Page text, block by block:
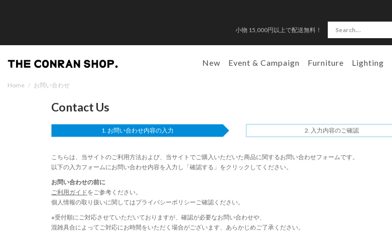
小物 15,000円以上で配送無料！
New Event & Campaign Furniture Lighting
Home / お問い合わせ
Contact Us
お問い合わせ内容の入力 入力内容のご確認
こちらは、当サイトのご利用方法および、当サイトでご購入いただいた商品に関するお問い合わせフォームです。
以下の入力フォームにお問い合わせ内容を入力し「確認する」をクリックしてください。
お問い合わせの前に
ご利用ガイドをご参考ください。
個人情報の取り扱いに関してはプライバシーポリシーご確認ください。
※受付順にご対応させていただいておりますが、確認が必要なお問い合わせや、
混雑具合によってご対応にお時間をいただく場合がございます、あらかじめご了承ください。